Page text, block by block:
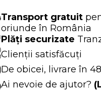
Transport gratuit
oriunde în România
Plăți securizate
Clienții satisfăcuți
De obicei, livrare în
Ai nevoie de ajutor?